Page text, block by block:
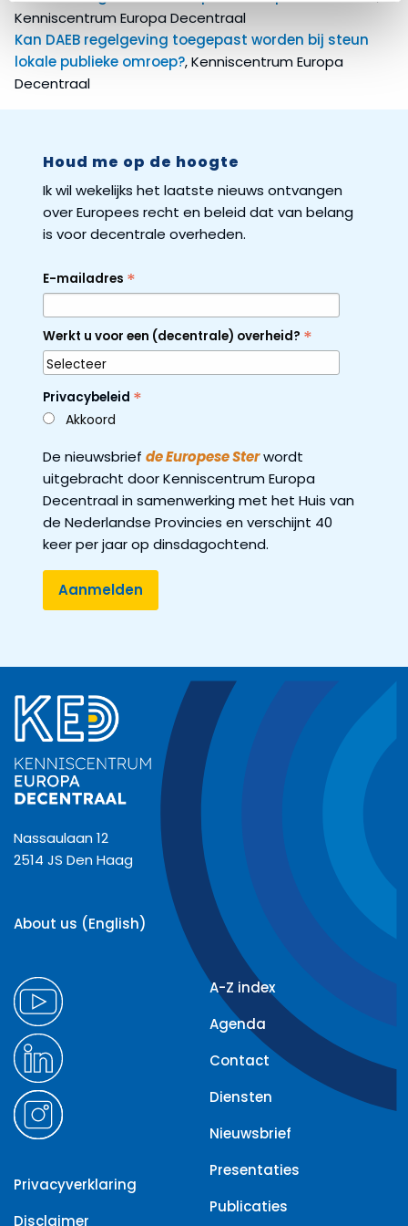
Kenniscentrum Europa Decentraal
Kan DAEB regelgeving toegepast worden bij steun
lokale publieke omroep?, Kenniscentrum Europa
Decentraal
Houd me op de hoogte
Ik wil wekelijks het laatste nieuws ontvangen
over Europees recht en beleid dat van belang
is voor decentrale overheden.
E-mailadres *
Werkt u voor een (decentrale) overheid? *
Privacybeleid *
Akkoord
De nieuwsbrief de Europese Sterwordt
uitgebracht door Kenniscentrum Europa
Decentraal in samenwerking met het Huis van
de Nederlandse Provincies en verschijnt 40
keer per jaar op dinsdagochtend.
Nassaulaan 12
2514 JS Den Haag
About us (English)
Privacyverklaring
Disclaimer
A-Z index
Agenda
Contact
Diensten
Nieuwsbrief
Presentaties
Publicaties